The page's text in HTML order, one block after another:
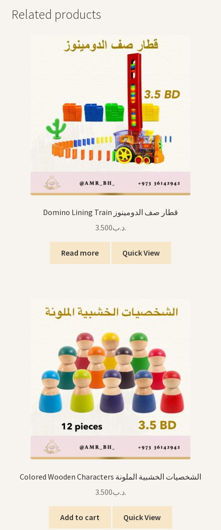
Related products
Domino Lining Train قطار صف الدومينوز
.د.ب3.500
Read more Quick View
Colored Wooden Characters الشخصيات الخشبية الملونة
.د.ب3.500
Add to cart Quick View